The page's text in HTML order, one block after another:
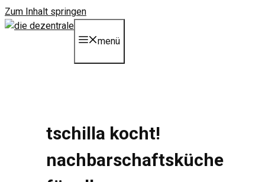
Zum Inhalt springen
menü
tschilla kocht!
nachbarschaftsküche